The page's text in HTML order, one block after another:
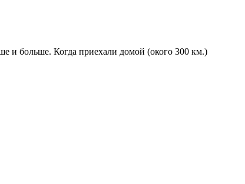
и больше. Когда приехали домой (окого 300 км.)